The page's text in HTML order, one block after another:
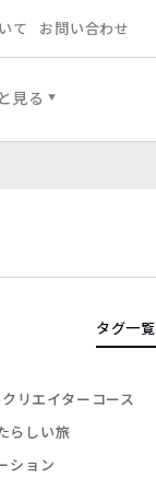
て お問い合わせ
見る
タグ一覧
リエイターコース
らしい旅
ション